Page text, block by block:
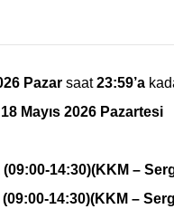
Pazar saat23:59’a
18 Mayıs 2026 Pazartesi
(09:00-14:30)(KKM –
14:30)(KKM –